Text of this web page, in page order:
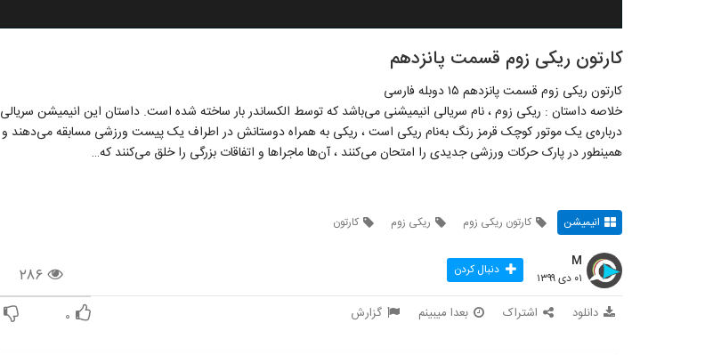
کارتون ریکی زوم قسمت پانزدهم
کارتون ریکی زوم قسمت پانزدهم ۱۵ دوبله فارسی
خلاصه داستان : ریکی زوم ، نام سریالی انیمیشنی می‌باشد که توسط الکساندر بار ساخته شده است. داستان این انیمیشن سریالی
درباره‌ی یک موتور کوچک قرمز رنگ به‌نام ریکی است ، ریکی به همراه دوستانش در اطراف یک پیست ورزشی مسابقه می‌دهند و
همینطور در پارک حرکات ورزشی جدیدی را امتحان می‌کنند ، آن‌ها ماجراها و اتفاقات بزرگی را خلق می‌کنند که…
انیمیشن کارتون ریکی زوم ریکی زوم کارتون
۲۸۶
M
۰۱ دی ۱۳۹۹ دنبال کردن
دانلود اشتراک بعدا میبینم گزارش ۰